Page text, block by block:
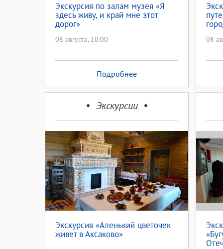
Экскурсия по залам музея «Я
здесь живу, и край мне этот
дорог»
08 августа, 10:00
Подробнее
08
Экскурсии
Экскурсия «Аленький цветочек
живет в Аксаково»